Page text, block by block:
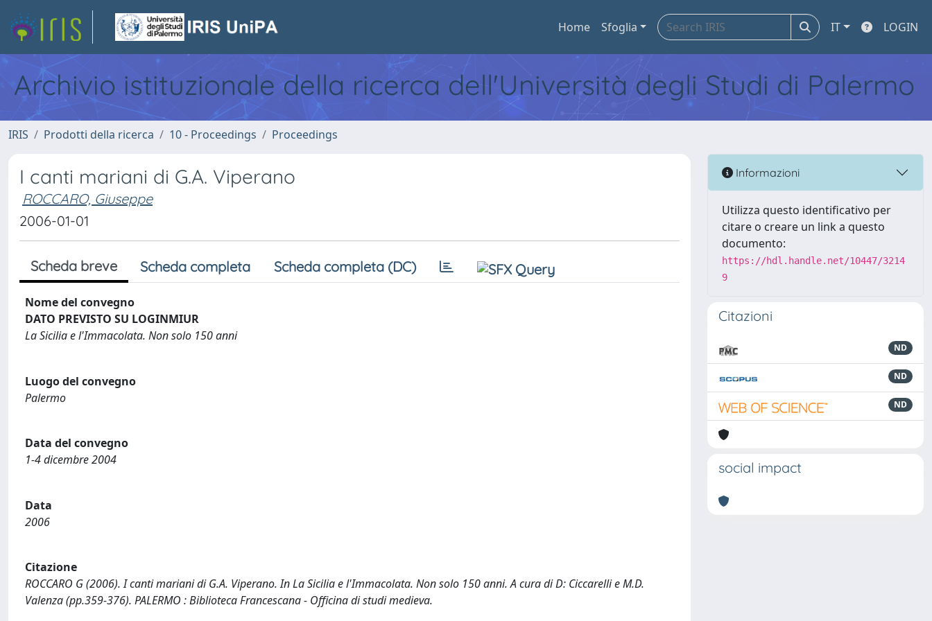
Home Sfoglia IT LOGIN
Archivio istituzionale della ricerca dell'Università degli Studi di Palermo
IRIS Prodotti della ricerca 10 - Proceedings Proceedings
I canti mariani di G.A. Viperano
ROCCARO, Giuseppe
2006-01-01
Scheda breve Scheda completa Scheda completa (DC)
Nome del convegno
DATO PREVISTO SU LOGINMIUR
La Sicilia e l'Immacolata. Non solo 150 anni
Luogo del convegno
Palermo
Data del convegno
1-4 dicembre 2004
Data
2006
Citazione
ROCCARO G (2006). I canti mariani di G.A. Viperano. In La Sicilia e l'Immacolata. Non solo 150 anni. A cura di D: Ciccarelli e M.D.
Valenza (pp.359-376). PALERMO : Biblioteca Francescana - Officina di studi medieva.
Informazioni
Utilizza questo identificativo per
citare o creare un link a questo
documento:
https://hdl.handle.net/10447/3214
9
Citazioni
ND
ND
ND
social impact